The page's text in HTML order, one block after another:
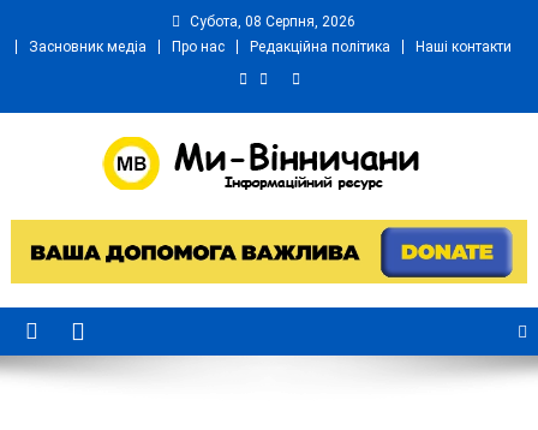
Субота, 08 Серпня, 2026
Засновник медіа
Про нас Редакційна політика Наші контакти
Ми Вінничани